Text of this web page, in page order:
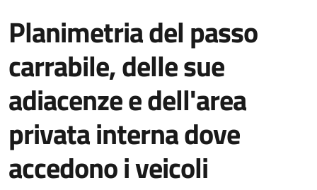
Planimetria del passo
carrabile, delle sue
adiacenze e dell'area
privata interna dove
accedono i veicoli